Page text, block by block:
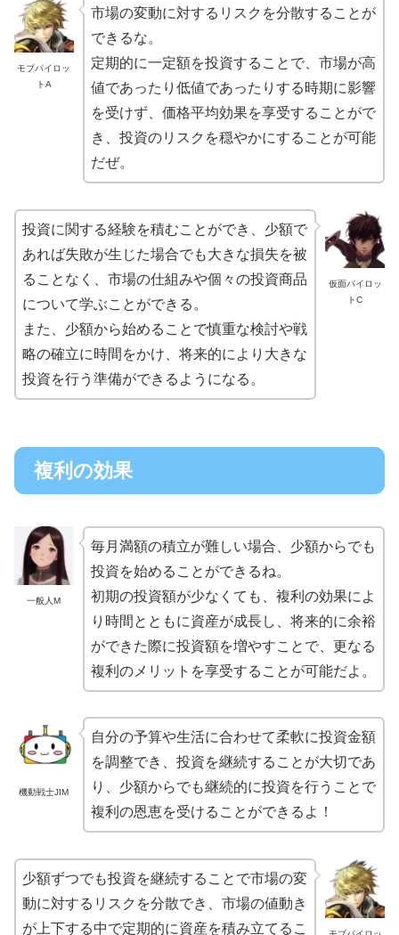
モブパイロッ
トA
市場の変動に対するリスクを分散することが
できるな。
定期的に一定額を投資することで、市場が高
値であったり低値であったりする時期に影響
を受けず、価格平均効果を享受することがで
き、投資のリスクを穏やかにすることが可能
だぜ。
仮面パイロッ
トC
投資に関する経験を積むことができ、少額で
あれば失敗が生じた場合でも大きな損失を被
ることなく、市場の仕組みや個々の投資商品
について学ぶことができる。
また、少額から始めることで慎重な検討や戦
略の確立に時間をかけ、将来的により大きな
投資を行う準備ができるようになる。
複利の効果
一般人M
毎月満額の積立が難しい場合、少額からでも
投資を始めることができるね。
初期の投資額が少なくても、複利の効果によ
り時間とともに資産が成長し、将来的に余裕
ができた際に投資額を増やすことで、更なる
複利のメリットを享受することが可能だよ。
機動戦士JIM
自分の予算や生活に合わせて柔軟に投資金額
を調整でき、投資を継続することが大切であ
り、少額からでも継続的に投資を行うことで
複利の恩恵を受けることができるよ！
少額ずつでも投資を継続することで市場の変
動に対するリスクを分散でき、市場の値動き
が上下する中で定期的に資産を積み立てるこ